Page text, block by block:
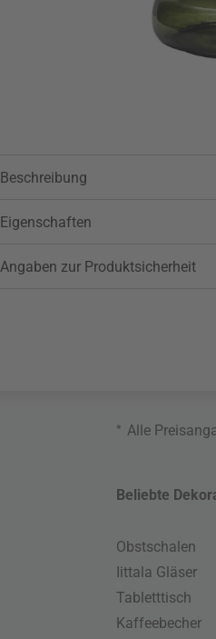
Beschreibung
Eigenschaften
Angaben zur Produktsicherheit
* Alle
Beliebte
Obstschalen
Iittala Gläser
Tabletttisch
Kaffeebecher